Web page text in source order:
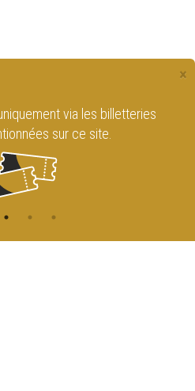
×
via les billetteries
sur ce site.